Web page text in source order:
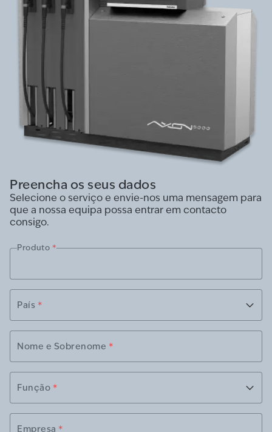
Preencha os seus dados
Selecione o serviço e envie-nos uma mensagem para
que a nossa equipa possa entrar em contacto
consigo.
Produto *
País *
Nome e Sobrenome *
Função *
Empresa *